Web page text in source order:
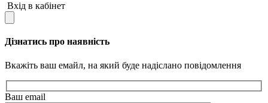
Вхід в кабінет
Дізнатись про наявність
Вкажіть ваш емайл, на який буде надіслано повідомлення
Ваш email